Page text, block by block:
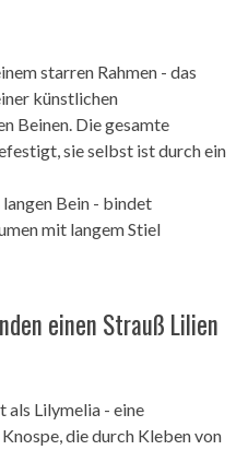
starren Rahmen - das
künstlichen
Beinen. Die gesamte
sie selbst ist durch ein
Bein - bindet
mit langem Stiel
einen Strauß Lilien
Lilymelia - eine
die durch Kleben von